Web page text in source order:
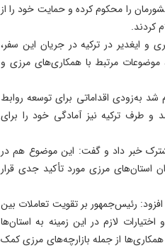
را محکوم کرده و حمایت خود را از
کردند.
خود با استانداران ۲ استان آغری و ایغدیر در ترکیه در جریان این سفر،
مرتبط با همکاری‌های مرزی و
به‌زودی اقداماتی برای توسعه روابط
و طرف ترکیه نیز آمادگی خود را برای
خبر داد و گفت: این موضوع هم در
استان‌های مرزی مورد تأکید جدی قرار
رئیس‌جمهور بر تقویت تعاملات بین
لازم در این زمینه به استان‌ها
از جمله بازارچه‌های مرزی کمک